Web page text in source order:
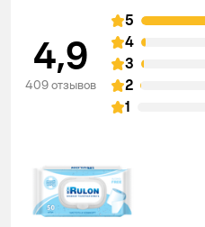
4,9
409 отзывов
5
4
3
2
1